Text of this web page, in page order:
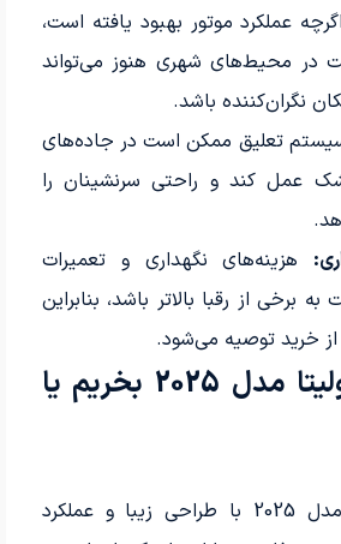
اگرچه عملکرد موتور بهبود یافته است،
در محیط‌های شهری هنوز می‌تواند
نگران‌کننده باشد.
تعلیق ممکن است در جاده‌های
عمل کند و راحتی سرنشینان را
هزینه‌های نگهداری و تعمیرات
برخی از رقبا بالاتر باشد، بنابراین
خرید توصیه می‌شود.
الفا رومیو جولیتا مدل 2025 بخریم یا
الفا رومیو جولیتا مدل 2025 با طراحی زیبا و عملکرد